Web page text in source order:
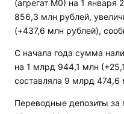
(агрегат М0) на 1 января
856,3 млн рублей,
(+437,6 млн рублей),
С начала года сумма
на 1 млрд 944,1 млн
составляла 9 млрд 474,6
Переводные депозиты за